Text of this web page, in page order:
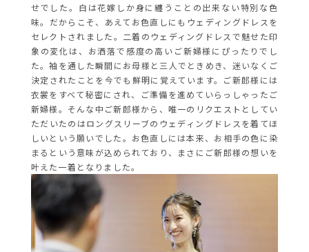
せでした。白は花嫁しか身に纏うことの出来ない特別な色
味。だからこそ、あえてお色直しにもウェディングドレスを
セレクトされました。二着のウェディングドレスで魅せた印
象の変化は、お洒落で感度の高いご新婦様にぴったりでし
た。袖を通した瞬間にお母様と三人でときめき、迷いなくご
決定されたことを今でも鮮明に覚えています。ご新郎様には
衣裳をすべて秘密にされ、ご準備を進めていらっしゃったご
新婦様。そんな中ご新郎様から、唯一のリクエストとしてい
ただいたのはロングスリーブのウェディングドレスを着てほ
しいという願いでした。お色直しには本来、お相手の色に染
まるという意味が込められており、まさにご新郎様の想いを
叶えた一着となりました。